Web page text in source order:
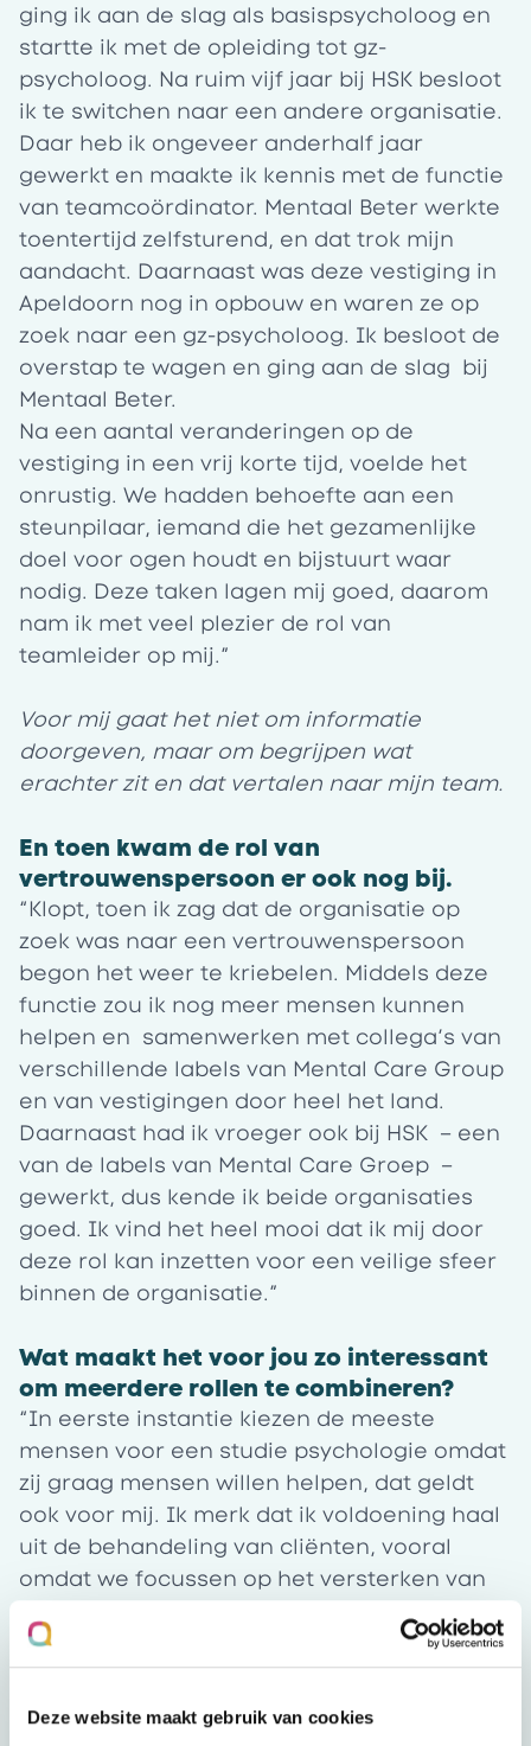
Deze website maakt gebruik van cookies
ging ik aan de slag als basispsycholoog en
startte ik met de opleiding tot gz-
psycholoog. Na ruim vijf jaar bij HSK besloot
ik te switchen naar een andere organisatie.
Daar heb ik ongeveer anderhalf jaar
gewerkt en maakte ik kennis met de functie
van teamcoördinator. Mentaal Beter werkte
toentertijd zelfsturend, en dat trok mijn
aandacht. Daarnaast was deze vestiging in
Apeldoorn nog in opbouw en waren ze op
zoek naar een gz-psycholoog. Ik besloot de
overstap te wagen en ging aan de slag bij
Mentaal Beter.
Na een aantal veranderingen op de
vestiging in een vrij korte tijd, voelde het
onrustig. We hadden behoefte aan een
steunpilaar, iemand die het gezamenlijke
doel voor ogen houdt en bijstuurt waar
nodig. Deze taken lagen mij goed, daarom
nam ik met veel plezier de rol van
teamleider op mij.”
Voor mij gaat het niet om informatie
doorgeven, maar om begrijpen wat
erachter zit en dat vertalen naar mijn team.
En toen kwam de rol van
vertrouwenspersoon er ook nog bij.
“Klopt, toen ik zag dat de organisatie op
zoek was naar een vertrouwenspersoon
begon het weer te kriebelen. Middels deze
functie zou ik nog meer mensen kunnen
helpen en samenwerken met collega’s van
verschillende labels van Mental Care Group
en van vestigingen door heel het land.
Daarnaast had ik vroeger ook bij HSK – een
van de labels van Mental Care Groep –
gewerkt, dus kende ik beide organisaties
goed. Ik vind het heel mooi dat ik mij door
deze rol kan inzetten voor een veilige sfeer
binnen de organisatie.”
Wat maakt het voor jou zo interessant
om meerdere rollen te combineren?
“In eerste instantie kiezen de meeste
mensen voor een studie psychologie omdat
zij graag mensen willen helpen, dat geldt
ook voor mij. Ik merk dat ik voldoening haal
uit de behandeling van cliënten, vooral
omdat we focussen op het versterken van
hun eigen kracht, zodat ze toekomstige
uitdagingen zelf kunnen overwinnen. Maar
met behandelen help je maar één iemand
tegelijk. Door mijn werk als teamleider en